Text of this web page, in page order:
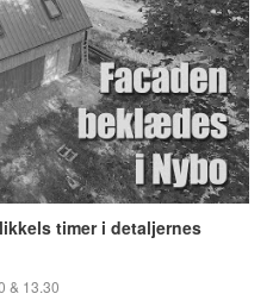
timer i detaljernes
& 13.30